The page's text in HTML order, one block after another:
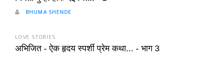
BHUMA SHENDE
LOVE STORIES
अभिजित - ऐक हृदय स्पर्शी प्रेम कथा... - भाग 3